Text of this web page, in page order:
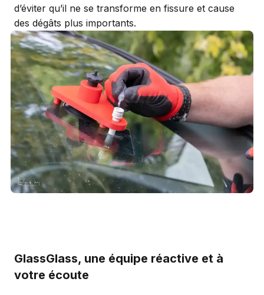
d’éviter qu’il ne se transforme en fissure et cause
des dégâts plus importants.
GlassGlass, une équipe réactive et à
votre écoute